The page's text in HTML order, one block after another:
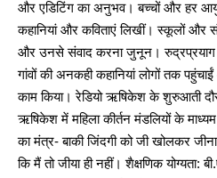
और एडिटिंग का अनुभव। बच्चों और हर
कहानियां और कविताएं लिखीं। स्कूलों और
और उनसे संवाद करना जुनून। रुद्रप्रयाग
गांवों की अनकही कहानियां लोगों तक
काम किया। रेडियो ऋषिकेश के शुरुआती
ऋषिकेश में महिला कीर्तन मंडलियों के
का मंत्र- बाकी जिंदगी को जी खोलकर
कि मैं तो जीया ही नहीं। शैक्षणिक योग्यता: